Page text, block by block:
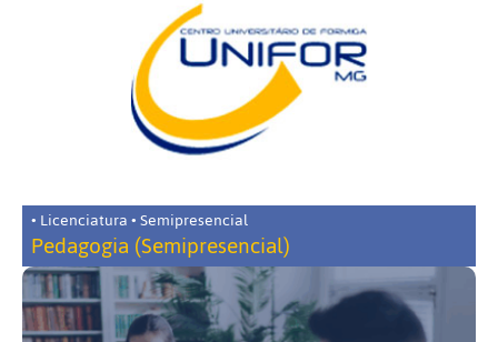
• Licenciatura • Semipresencial
Pedagogia (Semipresencial)